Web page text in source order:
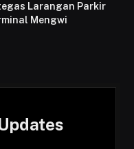
Larangan Parkir
Mengwi